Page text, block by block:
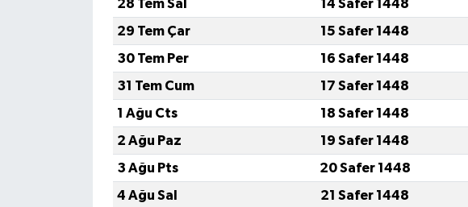
28 Tem Sal
14 Safer 1448
29 Tem Çar
15 Safer 1448
30 Tem Per
16 Safer 1448
31 Tem Cum
17 Safer 1448
1 Ağu Cts
18 Safer 1448
2 Ağu Paz
19 Safer 1448
3 Ağu Pts
20 Safer 1448
4 Ağu Sal
21 Safer 1448